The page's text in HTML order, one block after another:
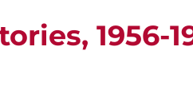
1956-